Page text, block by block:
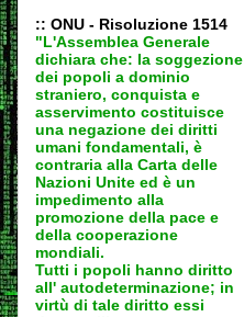
:: ONU - Risoluzione 1514
"L'Assemblea Generale
dichiara che: la soggezione
dei popoli a dominio
straniero, conquista e
asservimento costituisce
una negazione dei diritti
umani fondamentali, è
contraria alla Carta delle
Nazioni Unite ed è un
impedimento alla
promozione della pace e
della cooperazione
mondiali.
Tutti i popoli hanno diritto
all' autodeterminazione; in
virtù di tale diritto essi